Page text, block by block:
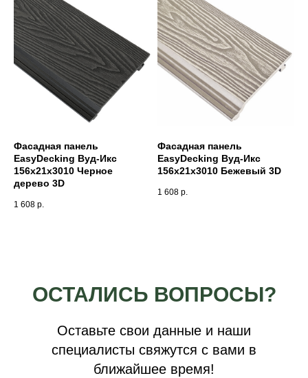
Фасадная панель
EasyDecking Вуд-Икс
156х21х3010 Черное
дерево 3D
1 608 р.
Фасадная панель
EasyDecking Вуд-Икс
156х21х3010 Бежевый 3D
1 608 р.
ОСТАЛИСЬ ВОПРОСЫ?
Оставьте свои данные и наши
специалисты свяжутся с вами в
ближайшее время!